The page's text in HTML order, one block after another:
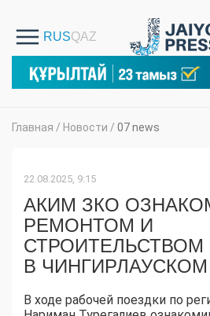
Главная / Новости / 07 news
22.08.2025, 9:15
АКИМ ЗКО
РЕМОНТОМ И
СТРОИТЕЛЬСТВОМ
В
В ходе рабочей поездки по